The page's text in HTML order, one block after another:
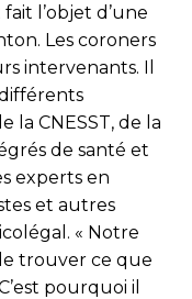
l’objet d’une
Les coroners
intervenants. Il
la CNESST, de la
de santé et
experts en
et autres
« Notre
trouver ce que
pourquoi il